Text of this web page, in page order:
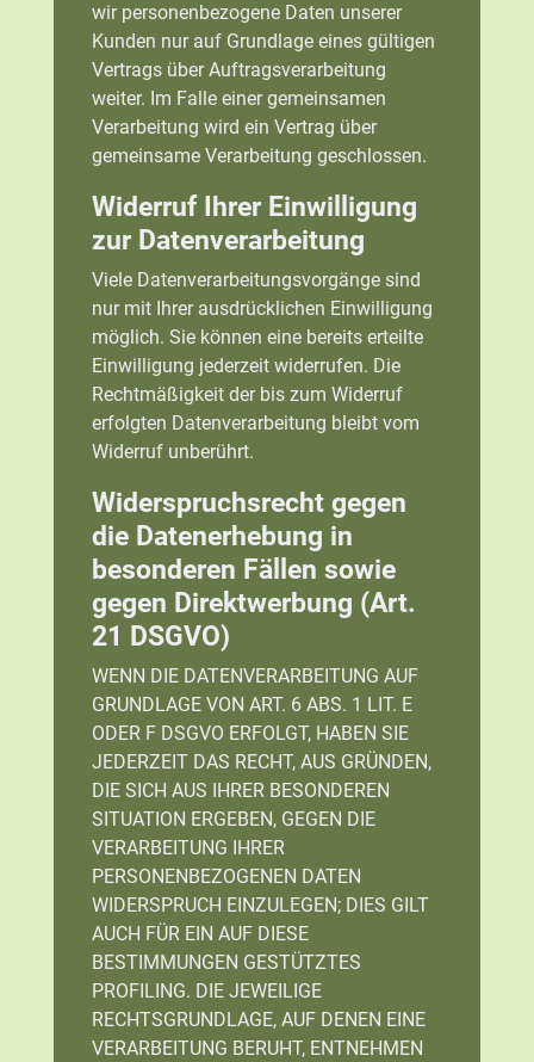
wir personenbezogene Daten unserer
Kunden nur auf Grundlage eines gültigen
Vertrags über Auftragsverarbeitung
weiter. Im Falle einer gemeinsamen
Verarbeitung wird ein Vertrag über
gemeinsame Verarbeitung geschlossen.
Widerruf Ihrer Einwilligung
zur Datenverarbeitung
Viele Datenverarbeitungsvorgänge sind
nur mit Ihrer ausdrücklichen Einwilligung
möglich. Sie können eine bereits erteilte
Einwilligung jederzeit widerrufen. Die
Rechtmäßigkeit der bis zum Widerruf
erfolgten Datenverarbeitung bleibt vom
Widerruf unberührt.
Widerspruchsrecht gegen
die Datenerhebung in
besonderen Fällen sowie
gegen Direktwerbung (Art.
21 DSGVO)
WENN DIE DATENVERARBEITUNG AUF
GRUNDLAGE VON ART. 6 ABS. 1 LIT. E
ODER F DSGVO ERFOLGT, HABEN SIE
JEDERZEIT DAS RECHT, AUS GRÜNDEN,
DIE SICH AUS IHRER BESONDEREN
SITUATION ERGEBEN, GEGEN DIE
VERARBEITUNG IHRER
PERSONENBEZOGENEN DATEN
WIDERSPRUCH EINZULEGEN; DIES GILT
AUCH FÜR EIN AUF DIESE
BESTIMMUNGEN GESTÜTZTES
PROFILING. DIE JEWEILIGE
RECHTSGRUNDLAGE, AUF DENEN EINE
VERARBEITUNG BERUHT, ENTNEHMEN